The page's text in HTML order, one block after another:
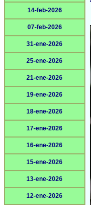
14-feb-2026
07-feb-2026
31-ene-2026
25-ene-2026
21-ene-2026
19-ene-2026
18-ene-2026
17-ene-2026
16-ene-2026
15-ene-2026
13-ene-2026
12-ene-2026